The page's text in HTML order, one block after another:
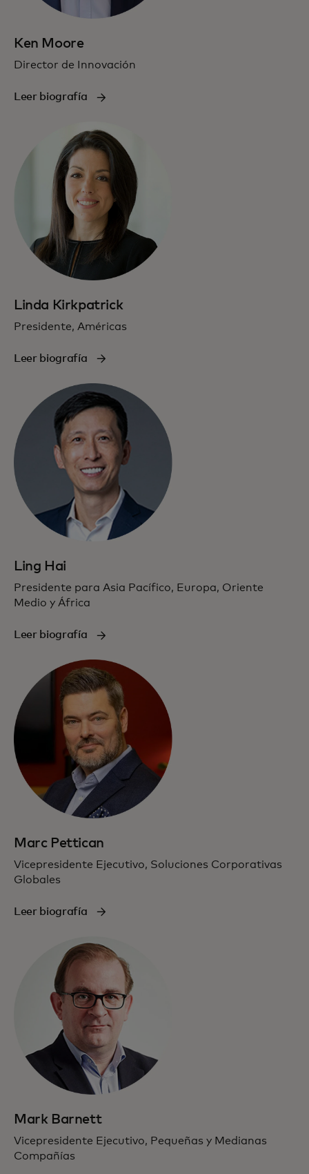
Ken Moore
Director de Innovación
Leer biografía
Linda Kirkpatrick
Presidente, Américas
Leer biografía
Ling Hai
Presidente para Asia Pacífico, Europa, Oriente
Medio y África
Leer biografía
Marc Pettican
Vicepresidente Ejecutivo, Soluciones Corporativas
Globales
Leer biografía
Mark Barnett
Vicepresidente Ejecutivo, Pequeñas y Medianas
Compañías